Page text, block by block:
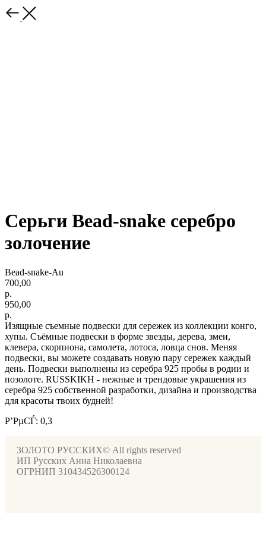
Серьги Bead-snake серебро
золочение
Bead-snake-Au
700,00
р.
950,00
р.
Изящные съемные подвески для сережек из коллекции конго,
хупы. Съёмные подвески в форме звезды, дерева, змеи,
клевера, скорпиона, самолета, лотоса, ловца снов. Меняя
подвески, вы можете создавать новую пару сережек каждый
день. Подвески выполнены из серебра 925 пробы в родии и
позолоте. RUSSKIKH - нежные и трендовые украшения из
серебра 925 собственной разработки, дизайна и производства
для красоты твоих будней!
Р’РµСЃ: 0,3
ЗОЛОТО РУССКИХ© All rights reserved
ИП Русских Анна Николаевна
ОГРНИП 310434526300124